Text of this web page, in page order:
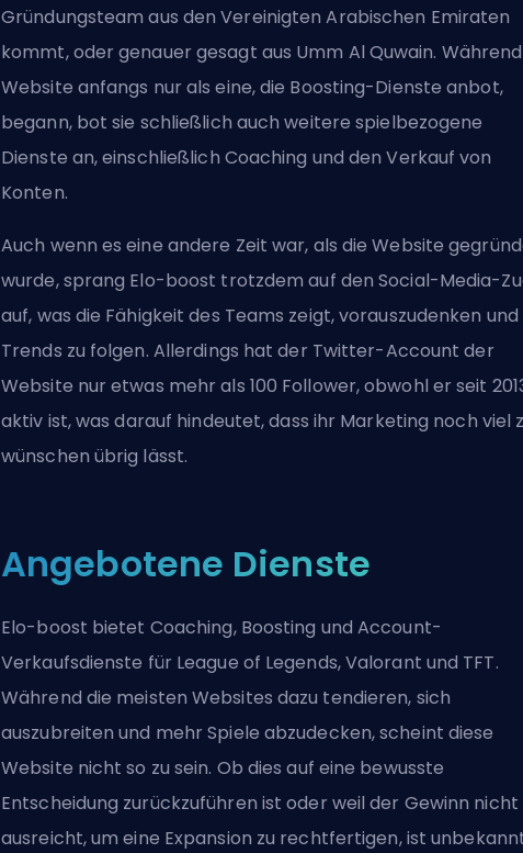
Gründungsteam aus den Vereinigten Arabischen Emiraten
kommt, oder genauer gesagt aus Umm Al Quwain.
Website anfangs nur als eine, die Boosting-Dienste anbot,
begann, bot sie schließlich auch weitere spielbezogene
Dienste an, einschließlich Coaching und den Verkauf von
Konten.
Auch wenn es eine andere Zeit war, als die Website
wurde, sprang Elo-boost trotzdem auf den Social-Media-
auf, was die Fähigkeit des Teams zeigt, vorauszudenken und
Trends zu folgen. Allerdings hat der Twitter-Account der
Website nur etwas mehr als 100 Follower, obwohl er seit
aktiv ist, was darauf hindeutet, dass ihr Marketing noch viel
wünschen übrig lässt.
Angebotene Dienste
Elo-boost bietet Coaching, Boosting und Account-
Verkaufsdienste für League of Legends, Valorant und TFT.
Während die meisten Websites dazu tendieren, sich
auszubreiten und mehr Spiele abzudecken, scheint diese
Website nicht so zu sein. Ob dies auf eine bewusste
Entscheidung zurückzuführen ist oder weil der Gewinn nicht
ausreicht, um eine Expansion zu rechtfertigen, ist